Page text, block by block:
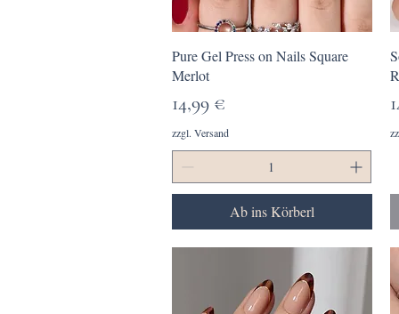
Schnellansicht
Pure Gel Press on Nails Square
Merlot
Preis
14,99 €
zzgl. Versand
Ab ins Körberl